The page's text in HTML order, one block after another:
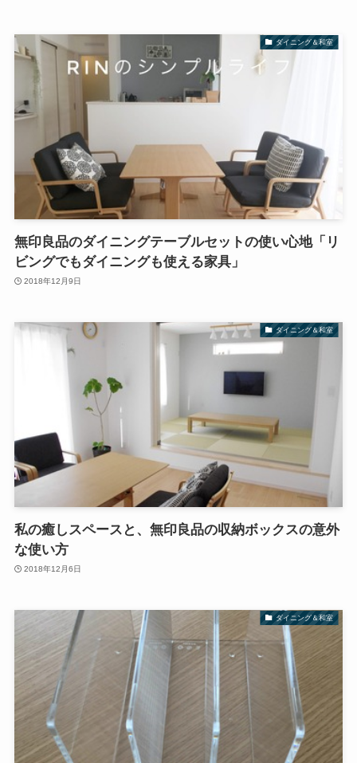
ダイニング＆和室
無印良品のダイニングテーブルセットの使い心地「リ
ビングでもダイニングも使える家具」
2018年12月9日
ダイニング＆和室
私の癒しスペースと、無印良品の収納ボックスの意外
な使い方
2018年12月6日
ダイニング＆和室